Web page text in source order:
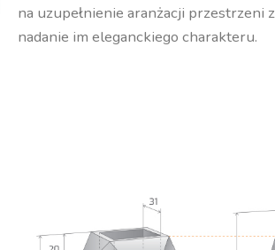
na uzupełnienie aranżacji
nadanie im eleganckiego charakteru.